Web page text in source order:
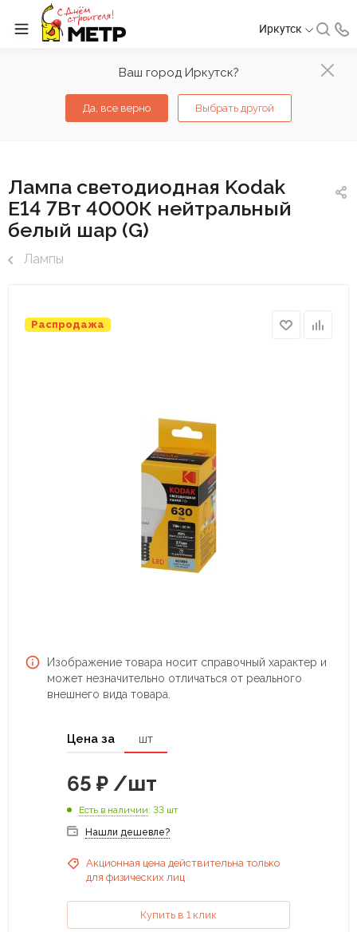
Ваш город Иркутск?
Да, все верно Выбрать другой
Иркутск
Лампа светодиодная Kodak
Е14 7Вт 4000К нейтральный
белый шар (G)
Лампы
Распродажа
Изображение товара носит справочный характер и
может незначительно отличаться от реального
внешнего вида товара.
Цена за шт
65 ₽ /шт
Есть в наличии: 33 шт
Нашли дешевле?
Акционная цена действительна только
для физических лиц
Купить в 1 клик